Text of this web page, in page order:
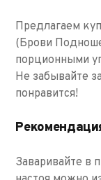
Предлагаем
(Брови
порционными
Не забывайте
понравится!
Заваривайте в